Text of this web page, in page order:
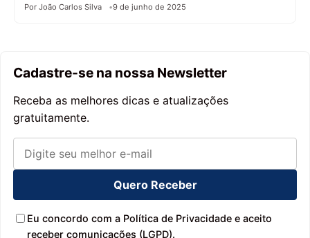
Por João Carlos Silva 9 de junho de 2025
Cadastre-se na nossa Newsletter
Receba as melhores dicas e atualizações
gratuitamente.
Quero Receber
Eu concordo com a Política de Privacidade e aceito
receber comunicações (LGPD).